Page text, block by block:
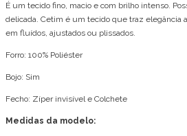
É um tecido fino, macio e com brilho intenso.
delicada. Cetim é um tecido que traz elegância
em fluídos, ajustados ou plissados.
Forro: 100% Poliéster
Bojo: Sim
Fecho: Zíper invisível e Colchete
Medidas da modelo: